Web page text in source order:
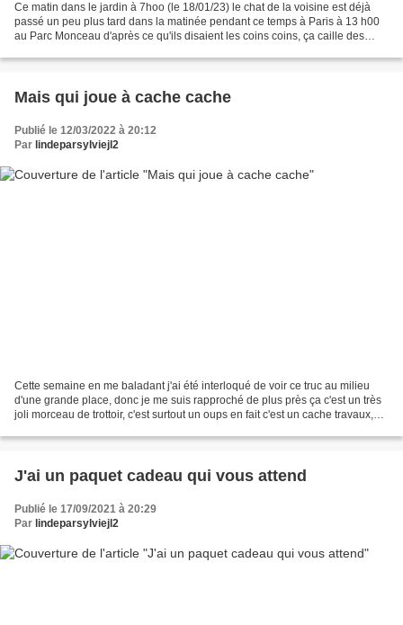
Ce matin dans le jardin à 7hoo (le 18/01/23) le chat de la voisine est déjà
passé un peu plus tard dans la matinée pendant ce temps à Paris à 13 h00
au Parc Monceau d'après ce qu'ils disaient les coins coins, ça caille des
Mais qui joue à cache cache
Publié le 12/03/2022 à 20:12
Par lindeparsylviejl2
Cette semaine en me baladant j'ai été interloqué de voir ce truc au milieu
d'une grande place, donc je me suis rapproché de plus près ça c'est un très
joli morceau de trottoir, c'est surtout un oups en fait c'est un cache travaux,
J'ai un paquet cadeau qui vous attend
Publié le 17/09/2021 à 20:29
Par lindeparsylviejl2